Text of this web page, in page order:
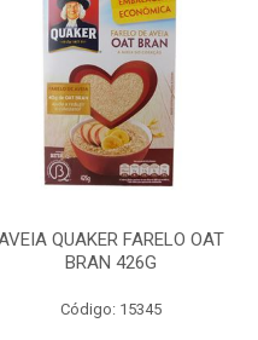
QUAKER FARELO OAT
BRAN 426G
Código: 15345